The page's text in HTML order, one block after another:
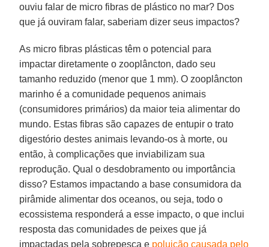
ouviu falar de micro fibras de plástico no mar? Dos
que já ouviram falar, saberiam dizer seus impactos?
As micro fibras plásticas têm o potencial para
impactar diretamente o zooplâncton, dado seu
tamanho reduzido (menor que 1 mm). O zooplâncton
marinho é a comunidade pequenos animais
(consumidores primários) da maior teia alimentar do
mundo. Estas fibras são capazes de entupir o trato
digestório destes animais levando-os à morte, ou
então, à complicações que inviabilizam sua
reprodução. Qual o desdobramento ou importância
disso? Estamos impactando a base consumidora da
pirâmide alimentar dos oceanos, ou seja, todo o
ecossistema responderá a esse impacto, o que inclui
resposta das comunidades de peixes que já
impactadas pela sobrepesca e poluição causada pelo